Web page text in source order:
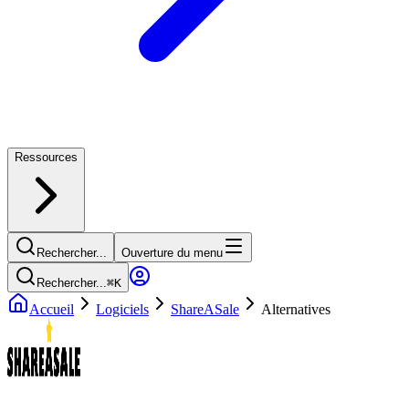
Ressources
Rechercher... Ouverture du menu
Rechercher...⌘K
Accueil Logiciels ShareASale Alternatives